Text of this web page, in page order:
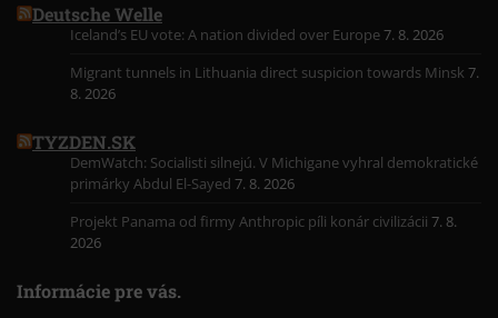
Deutsche Welle
Iceland’s EU vote: A nation divided over Europe7. 8. 2026
Migrant tunnels in Lithuania direct suspicion towards Minsk 7.
8. 2026
TYZDEN.SK
DemWatch: Socialisti silnejú. V Michigane vyhral demokratické
primárky Abdul El-Sayed 7. 8. 2026
Projekt Panama od firmy Anthropic píli konár civilizácii 7. 8.
2026
Informácie pre vás.